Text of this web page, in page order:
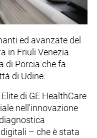
ed avanzate del
in Friuli Venezia
di Porcia che fa
di Udine.
di GE HealthCare
nell'innovazione
– che è stata